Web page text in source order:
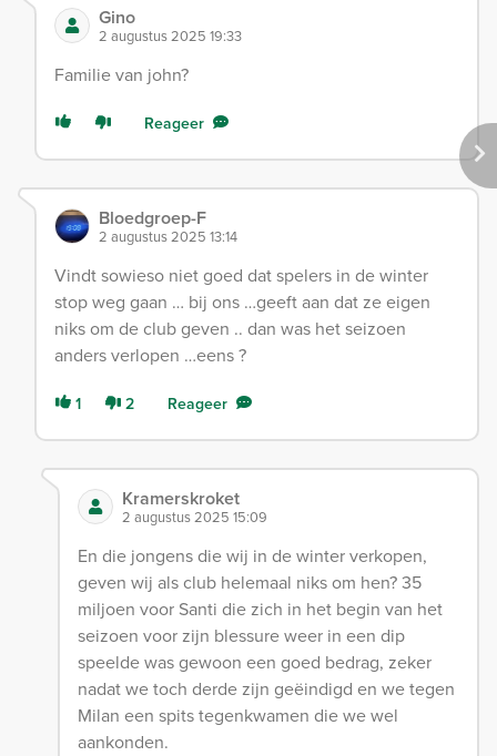
Gino
2 augustus 2025 19:33
Familie van john?
Reageer
Bloedgroep-F
2 augustus 2025 13:14
Vindt sowieso niet goed dat spelers in de winter
stop weg gaan … bij ons …geeft aan dat ze eigen
niks om de club geven .. dan was het seizoen
anders verlopen …eens ?
1 2 Reageer
Kramerskroket
2 augustus 2025 15:09
En die jongens die wij in de winter verkopen,
geven wij als club helemaal niks om hen? 35
miljoen voor Santi die zich in het begin van het
seizoen voor zijn blessure weer in een dip
speelde was gewoon een goed bedrag, zeker
nadat we toch derde zijn geëindigd en we tegen
Milan een spits tegenkwamen die we wel
aankonden.